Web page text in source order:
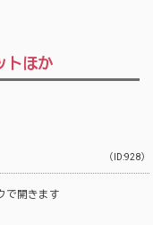
ほか
（ID:928）
で開きます